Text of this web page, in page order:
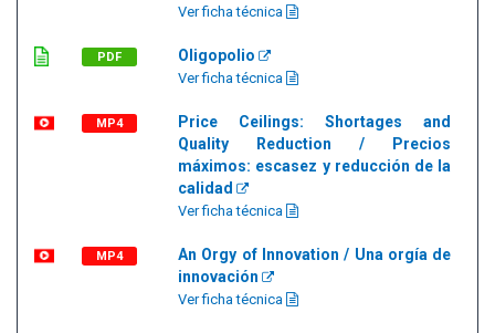
Ver ficha técnica
PDF Oligopolio
Ver ficha técnica
MP4
Price Ceilings: Shortages and
Quality Reduction / Precios
máximos: escasez y reducción de la
calidad
Ver ficha técnica
MP4
An Orgy of Innovation / Una orgía de
innovación
Ver ficha técnica